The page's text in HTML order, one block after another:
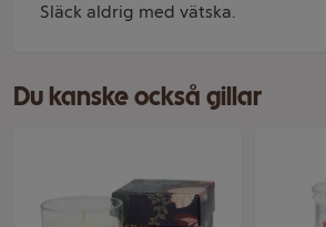
Släck aldrig med vätska.
Du kanske också gillar